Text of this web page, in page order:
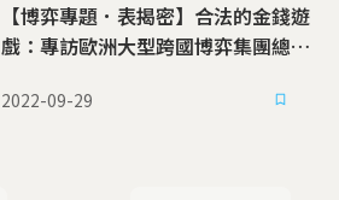
【博弈專題．表揭密】合法的金錢遊
戲：專訪歐洲大型跨國博弈集團總經
2022-09-29